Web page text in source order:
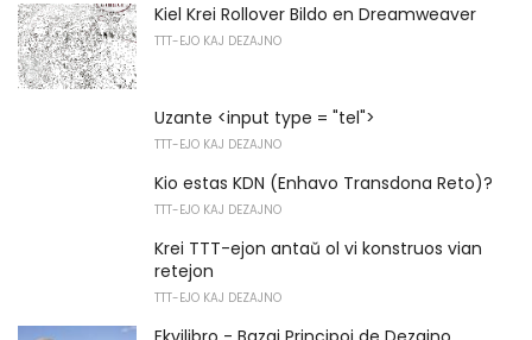
Kiel Krei Rollover Bildo en Dreamweaver
TTT-EJO KAJ DEZAJNO
Uzante <input type = "tel">
TTT-EJO KAJ DEZAJNO
Kio estas KDN (Enhavo Transdona Reto)?
TTT-EJO KAJ DEZAJNO
Krei TTT-ejon antaŭ ol vi konstruos vian
retejon
TTT-EJO KAJ DEZAJNO